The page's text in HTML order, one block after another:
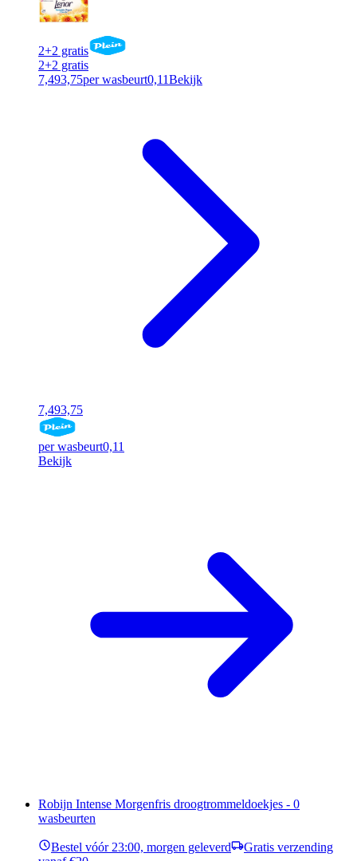
2+2 gratis
2+2 gratis
7,493,75per wasbeurt0,11Bekijk
7,493,75
per wasbeurt0,11
Bekijk
Robijn Intense Morgenfris droogtrommeldoekjes - 0
wasbeurten
Bestel vóór 23:00, morgen geleverd
Gratis verzending